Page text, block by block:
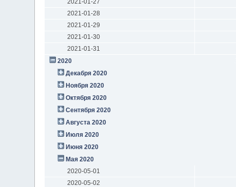
2021-01-27
2021-01-28
2021-01-29
2021-01-30
2021-01-31
2020
Декабря 2020
Ноября 2020
Октября 2020
Сентября 2020
Августа 2020
Июля 2020
Июня 2020
Мая 2020
2020-05-01
2020-05-02